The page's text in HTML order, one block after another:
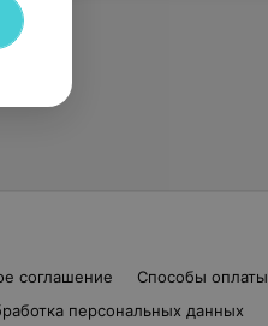
соглашение Способы оплаты
персональных данных